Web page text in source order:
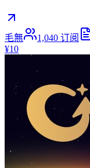
毛無 1,040 订阅
¥10